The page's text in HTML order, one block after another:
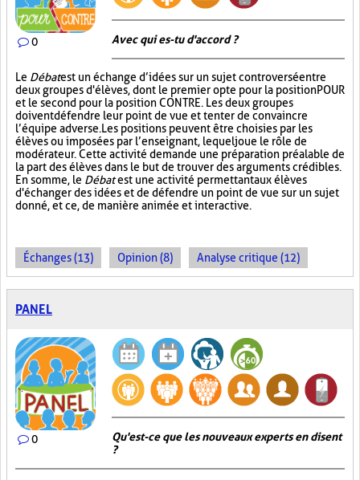
0 Avec qui es-tu d'accord ?
Le Débatest un échange d’idées sur un sujet controversé entre
deux groupes d'élèves, dont le premier opte pour la position POUR
et le second pour la position CONTRE. Les deux groupes
doivent défendre leur point de vue et tenter de convaincre
l’équipe adverse. Les positions peuvent être choisies par les
élèves ou imposées par l’enseignant, lequel joue le rôle de
modérateur. Cette activité demande une préparation préalable de
la part des élèves dans le but de trouver des arguments crédibles.
En somme, le Débatest une activité permettant aux élèves
d'échanger des idées et de défendre un point de vue sur un sujet
donné, et ce, de manière animée et interactive.
Échanges (13) Opinion (8) Analyse critique (12)
PANEL
0
Qu'est-ce que les nouveaux experts en disent
?